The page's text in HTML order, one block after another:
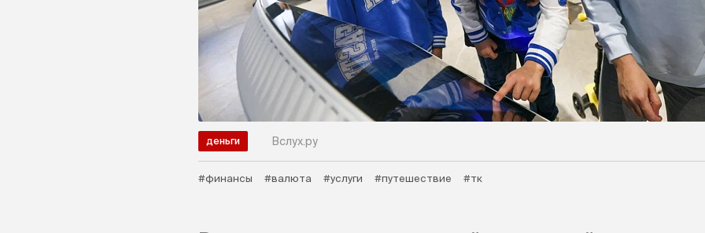
деньги Вслух.ру
#финансы #валюта #услуги #путешествие #тк